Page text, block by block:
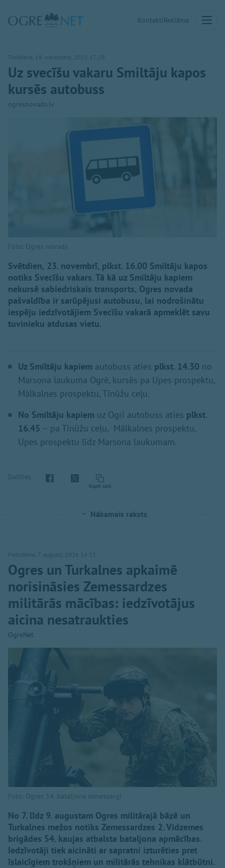
KontaktiReklāma
Trešdiena, 19. novembris, 2025 17:29
Uz svecīšu vakaru Smiltāju kapos
kursēs autobuss
ogresnovads.lv
Foto: Ogres novads
Svētdien, 23. novembrī, plkst. 16.00 Smiltāju kapos
notiks Svecīšu vakars. Tā kā uz Smiltāju kapiem
nekursē sabiedriskais transports, Ogres novada
pašvaldība ir sarūpējusi autobusu, lai nodrošinātu
iespēju iedzīvotājiem Svecīšu vakarā apmeklēt savu
tuvinieku atdusas vietu.
Uz Smiltāju kapiem autobuss aties plkst. 14.30 no
Marsona laukuma Ogrē, kursēs pa Upes prospektu,
Mālkalnes prospektu, Tīnūžu ceļu.
No Smiltāju kapiem uz Ogri autobuss aties plkst.
16.45 – pa Tīnūžu ceļu, Mālkalnes prospektu,
Upes prospektu līdz Marsona laukumam.
Dalīties
Kopēt saiti
Nākamais raksts
Piektdiena, 7. augusts, 2026 14:33
Ogres un Turkalnes apkaimē
norisināsies Zemessardzes
militārās mācības: iedzīvotājus
aicina nesatraukties
OgreNet
Foto: Ogres 54. bataljona zemessargi
No 7. līdz 9. augustam Ogres militārajā bāzē un
Turkalnes mežos notiks Zemessardzes 2. Vidzemes
brigādes 54. kaujas atbalsta bataljona apmācības.
Iedzīvotāji tiek aicināti ar sapratni izturēties pret
īslaicīgiem trokšņiem un militārās tehnikas klātbūtni.